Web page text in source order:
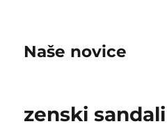
Naše novice
zenski sandali